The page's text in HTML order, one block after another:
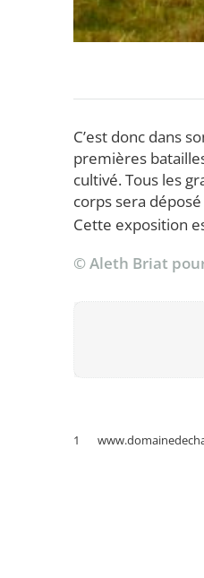
C’est donc dans
premières
cultivé. Tous les
corps sera
Cette exposition
© Aleth Briat